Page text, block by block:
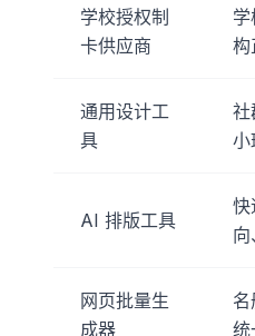
学校授权制
卡供应商
构
通用设计工
具
社
小
AI 排版工具
快
网页批量生
成器
统